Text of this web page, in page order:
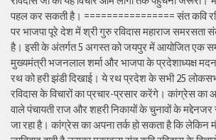
पहल कर सकती है। ================ संत कवि
पर भाजपा पूरे देश में श्री गुरु रविदास महाराज समरसता
है। इसी के अंतर्गत 5 अगस्त को जयपुर में आयोजित एक
मुख्यमंत्री भजनलाल शर्मा और भाजपा के प्रदेशाध्यक्ष
रथ को हरी झंडी दिखाई। ये रथ प्रदेश के सभी 25
रविदास के विचारों का प्रचार-प्रसार करेंगे। कांग्रेस का
वाले पंचायती राज और शहरी निकायों के चुनावों के
जा रहा है। कांग्रेस का अपना तर्क हो सकता है कि लेकिन